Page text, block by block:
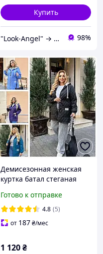
Купить
"Look-Angel" → ✔Интернет-магазин одежды оптом и в розницу✔ 98%
Демисезонная женская
куртка батал стеганая
повседневная
удлиненная куртка на
молнии "City Style", разм
Готово к отправке
4.8 (5)
от 187₴/мес
1 120₴